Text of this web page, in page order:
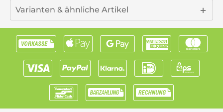
Varianten & ähnliche Artikel